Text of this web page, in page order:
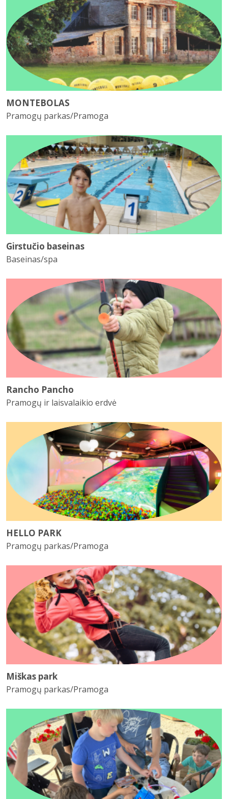
MONTEBOLAS
Pramogų parkas/Pramoga
Girstučio baseinas
Baseinas/spa
Rancho Pancho
Pramogų ir laisvalaikio erdvė
HELLO PARK
Pramogų parkas/Pramoga
Miškas park
Pramogų parkas/Pramoga